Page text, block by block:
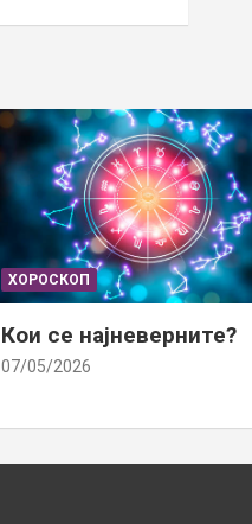
ХОРОСКОП
Кои се најневерните?
07/05/2026